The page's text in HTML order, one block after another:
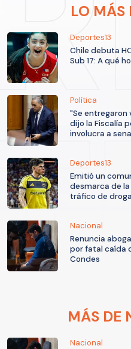
LO MÁS
Deportes13
Chile debuta
Sub 17: A qué
Política
"Se entregaron
dijo la Fiscalía
involucra a
Deportes13
Emitió un
desmarca de
tráfico de
Nacional
Renuncia
por fatal caída
Condes
MÁS DE
Nacional